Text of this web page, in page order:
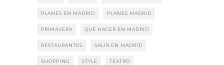
PLANES EN MADRID PLANES MADRID
PRIMAVERA QUÉ HACER EN MADRID
RESTAURANTES SALIR EN MADRID
SHOPPING STYLE TEATRO